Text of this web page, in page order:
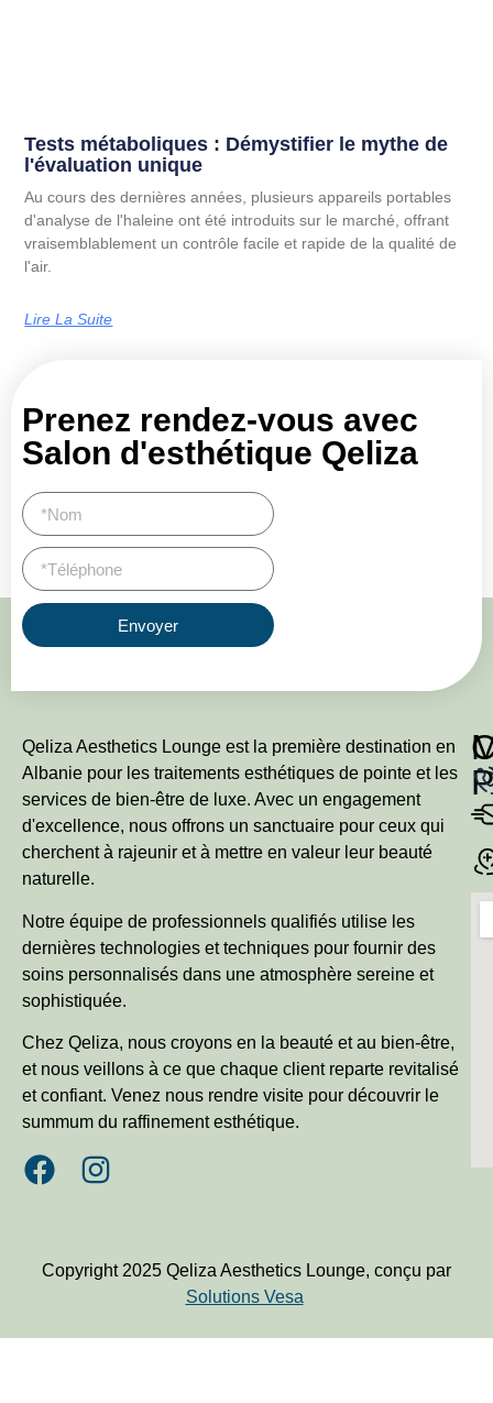
Tests métaboliques : Démystifier le mythe de
l'évaluation unique
Au cours des dernières années, plusieurs appareils portables
d'analyse de l'haleine ont été introduits sur le marché, offrant
vraisemblablement un contrôle facile et rapide de la qualité de
l'air.
Lire La Suite
Prenez rendez-vous avec
Salon d'esthétique Qeliza
Envoyer
Qeliza Aesthetics Lounge est la première destination en
Albanie pour les traitements esthétiques de pointe et les
services de bien-être de luxe. Avec un engagement
d'excellence, nous offrons un sanctuaire pour ceux qui
cherchent à rajeunir et à mettre en valeur leur beauté
naturelle.
Notre équipe de professionnels qualifiés utilise les
dernières technologies et techniques pour fournir des
soins personnalisés dans une atmosphère sereine et
sophistiquée.
Chez Qeliza, nous croyons en la beauté et au bien-être,
et nous veillons à ce que chaque client reparte revitalisé
et confiant. Venez nous rendre visite pour découvrir le
summum du raffinement esthétique.
Copyright 2025 Qeliza Aesthetics Lounge, conçu par
Solutions Vesa